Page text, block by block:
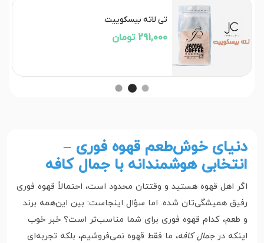
تی لاته بیسکوییت
291,000 تومان
دنیای خوش‌طعم قهوه فوری –
انتخابی هوشمندانه با جمال کافه
اگر اهل قهوه هستید و وقتتان محدود است، احتمالاً قهوه فوری
رفیق همیشگی‌تان شده. اما سؤال اینجاست: بین این‌همه برند
و طعم، کدام قهوه فوری برای شما مناسب‌تر است؟ خبر خوب
اینکه درجمال کافه، ما فقط قهوه نمی‌فروشیم، بلکه تجربه‌ای